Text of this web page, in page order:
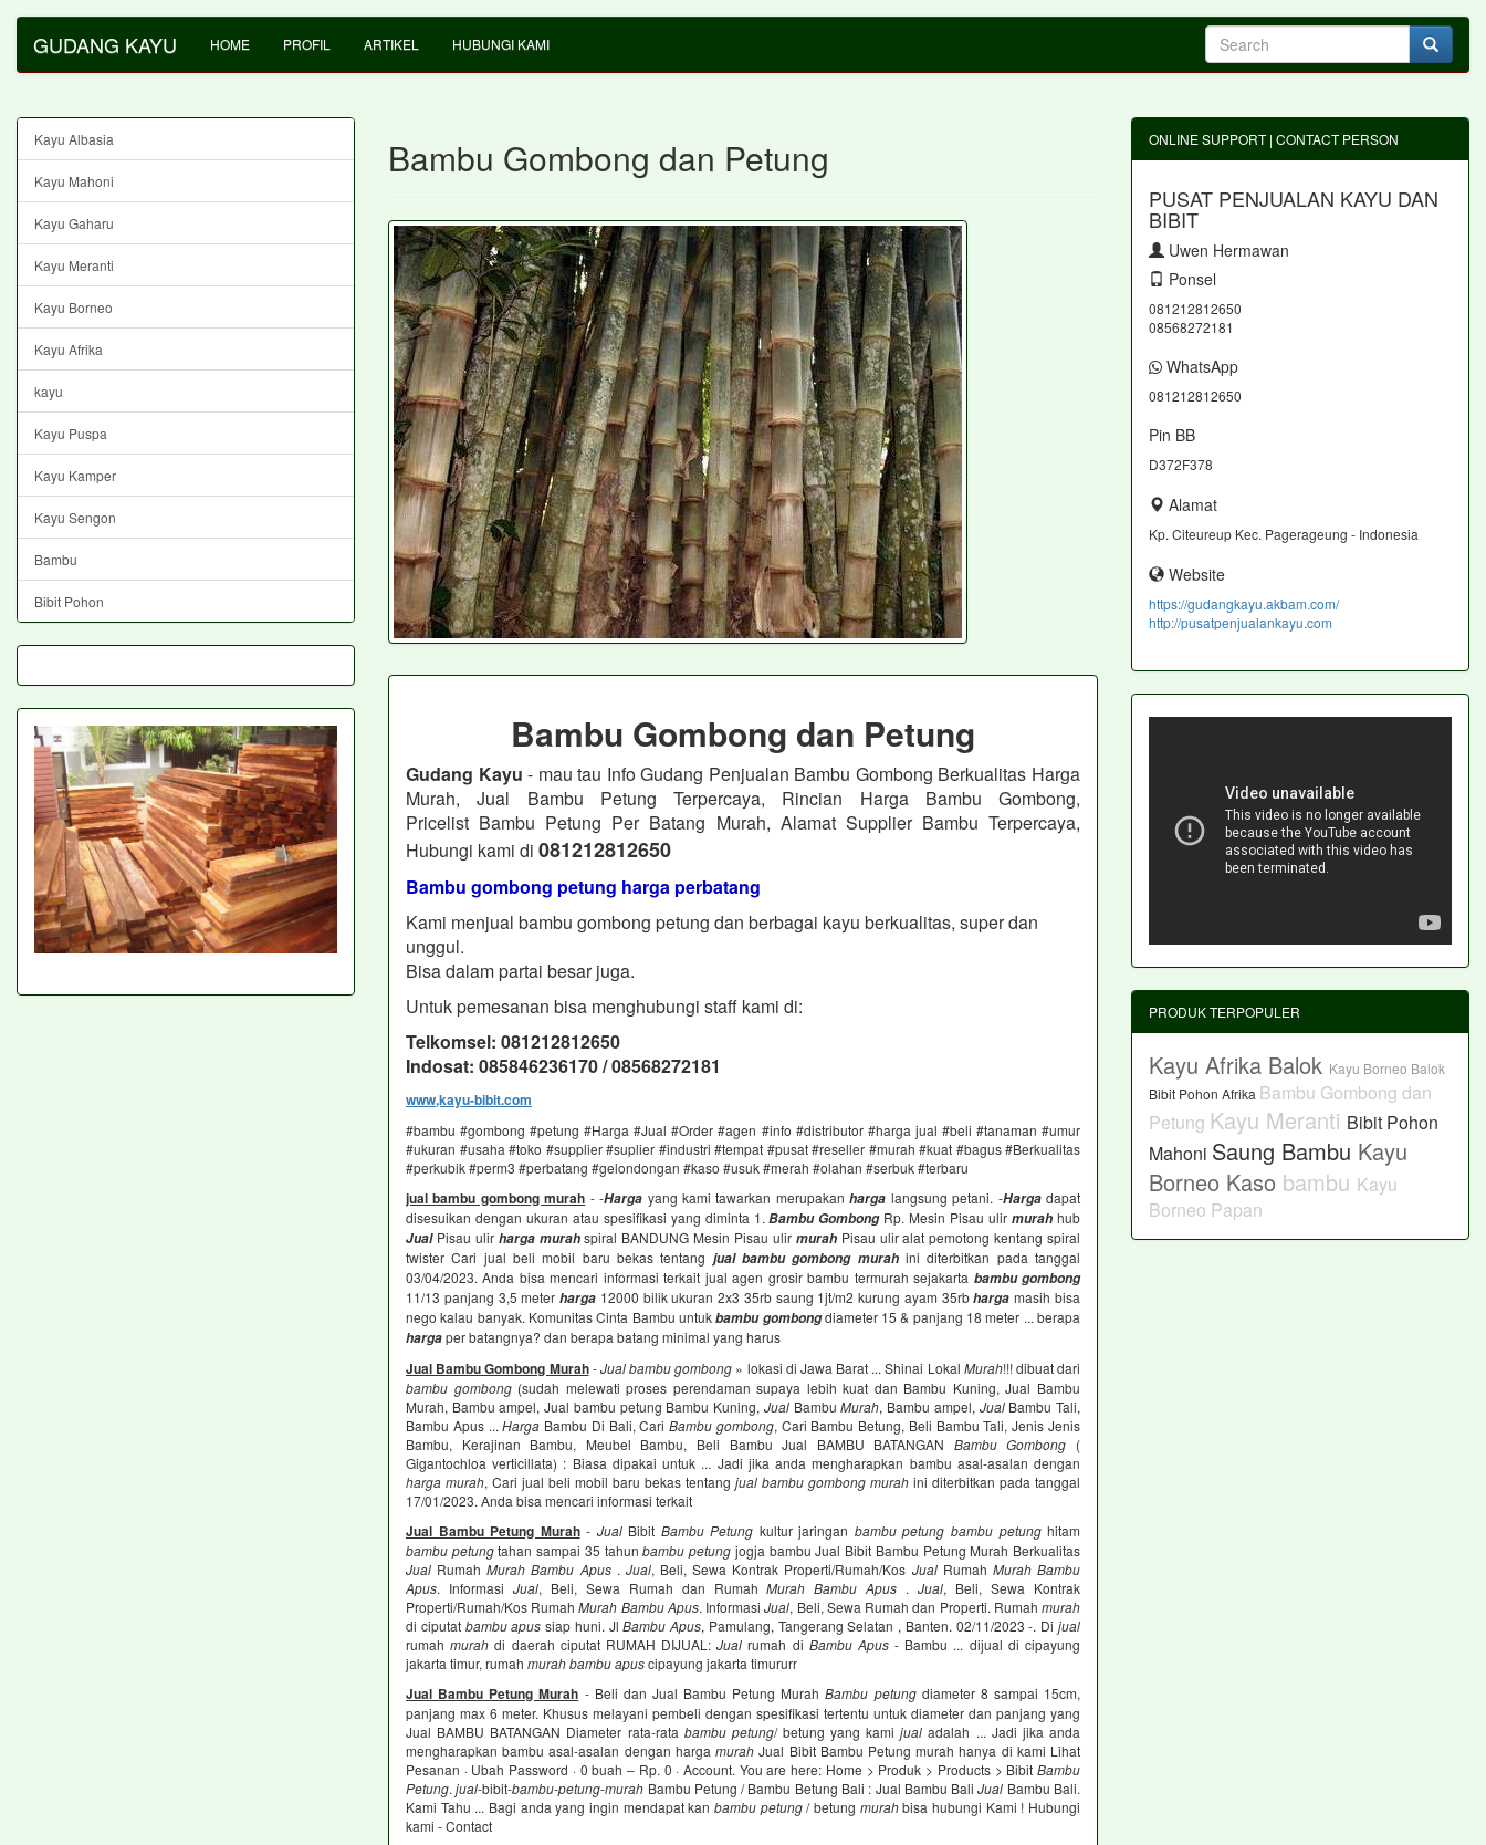
GUDANG KAYU HOME PROFIL ARTIKEL HUBUNGI KAMI
Bambu Gombong dan Petung
Bambu Gombong dan Petung
Gudang Kayu - mau tau Info Gudang Penjualan Bambu Gombong Berkualitas Harga
Murah, Jual Bambu Petung Terpercaya, Rincian Harga Bambu Gombong,
Pricelist Bambu Petung Per Batang Murah, Alamat Supplier Bambu Terpercaya,
Hubungi kami di 081212812650
Bambu gombong petung harga perbatang
Kami menjual bambu gombong petung dan berbagai kayu berkualitas, super dan
unggul.
Bisa dalam partai besar juga.
Untuk pemesanan bisa menghubungi staff kami di:
Telkomsel: 081212812650
Indosat: 085846236170 / 08568272181
www,kayu-bibit.com
#bambu #gombong #petung #Harga #Jual #Order #agen #info #distributor #harga jual #beli #tanaman #umur
#ukuran #usaha #toko #supplier #suplier #industri #tempat #pusat #reseller #murah #kuat #bagus #Berkualitas
#perkubik #perm3 #perbatang #gelondongan #kaso #usuk #merah #olahan #serbuk #terbaru
jual bambu gombong murah - -Harga yang kami tawarkan merupakanharga langsung petani. -Hargadapat
disesuikan dengan ukuran atau spesifikasi yang diminta 1.Bambu GombongRp. Mesin Pisau ulirmurah hub
JualPisau ulir harga murahspiral BANDUNG Mesin Pisau ulir murahPisau ulir alat pemotong kentang spiral
twister Cari jual beli mobil baru bekas tentang jual bambu gombong murahini diterbitkan pada tanggal
03/04/2023. Anda bisa mencari informasi terkait jual agen grosir bambu termurah sejakarta bambu gombong
11/13 panjang 3,5 meterharga 12000 bilik ukuran 2x3 35rb saung 1jt/m2 kurung ayam 35rbharga masih bisa
nego kalau banyak. Komunitas Cinta Bambu untukbambu gombongdiameter 15 & panjang 18 meter ... berapa
hargaper batangnya? dan berapa batang minimal yang harus
Jual Bambu Gombong Murah-Jual bambu gombong » lokasi di Jawa Barat ... Shinai Lokal Murah!!! dibuat dari
bambu gombong(sudah melewati proses perendaman supaya lebih kuat dan Bambu Kuning, Jual Bambu
Murah, Bambu ampel, Jual bambu petung Bambu Kuning, JualBambuMurah, Bambu ampel, JualBambu Tali,
Bambu Apus ...Harga Bambu Di Bali, CariBambu gombong, Cari Bambu Betung, Beli Bambu Tali, Jenis Jenis
Bambu, Kerajinan Bambu, Meubel Bambu, Beli Bambu Jual BAMBU BATANGAN Bambu Gombong (
Gigantochloa verticillata) : Biasa dipakai untuk ... Jadi jika anda mengharapkan bambu asal-asalan dengan
harga murah, Cari jual beli mobil baru bekas tentang jual bambu gombong murah ini diterbitkan pada tanggal
17/01/2023. Anda bisa mencari informasi terkait
Jual Bambu Petung Murah- JualBibit Bambu Petung kultur jaringan bambu petung bambu petunghitam
bambu petungtahan sampai 35 tahunbambu petung jogja bambu Jual Bibit Bambu Petung Murah Berkualitas
Jual RumahMurah Bambu Apus. Jual, Beli, Sewa Kontrak Properti/Rumah/Kos JualRumah Murah Bambu
Apus. Informasi Jual, Beli, Sewa Rumah dan RumahMurah Bambu Apus .Jual, Beli, Sewa Kontrak
Properti/Rumah/Kos RumahMurah Bambu Apus. InformasiJual, Beli, Sewa Rumah dan Properti. Rumahmurah
di ciputat bambu apus siap huni. JlBambu Apus, Pamulang, Tangerang Selatan , Banten. 02/11/2023 -. Dijual
rumahmurah di daerah ciputat RUMAH DIJUAL:Jual rumah di Bambu Apus- Bambu ... dijual di cipayung
jakarta timur, rumah murah bambu apuscipayung jakarta timururr
Jual Bambu Petung Murah - Beli dan Jual Bambu Petung MurahBambu petungdiameter 8 sampai 15cm,
panjang max 6 meter. Khusus melayani pembeli dengan spesifikasi tertentu untuk diameter dan panjang yang
Jual BAMBU BATANGAN Diameter rata-rata bambu petung/ betung yang kamijual adalah ... Jadi jika anda
mengharapkan bambu asal-asalan dengan hargamurahJual Bibit Bambu Petung murah hanya di kami Lihat
Pesanan · Ubah Password · 0 buah – Rp. 0 · Account. You are here: Home > Produk > Products > Bibit Bambu
Petung.jual-bibit-bambu-petung-murah Bambu Petung / Bambu Betung Bali : Jual Bambu BaliJual Bambu Bali.
Kami Tahu ... Bagi anda yang ingin mendapat kan bambu petung/ betung murahbisa hubungi Kami ! Hubungi
kami - Contact
Kayu Albasia
Kayu Mahoni
Kayu Gaharu
Kayu Meranti
Kayu Borneo
Kayu Afrika
kayu
Kayu Puspa
Kayu Kamper
Kayu Sengon
Bambu
Bibit Pohon
ONLINE SUPPORT | CONTACT PERSON
PUSAT PENJUALAN KAYU DAN
BIBIT
Uwen Hermawan
Ponsel
081212812650
08568272181
WhatsApp
081212812650
Pin BB
D372F378
Alamat
Kp. Citeureup Kec. Pagerageung - Indonesia
Website
https://gudangkayu.akbam.com/
http://pusatpenjualankayu.com
PRODUK TERPOPULER
Kayu Afrika Balok Kayu Borneo Balok
Bibit Pohon Afrika Bambu Gombong dan
Petung Kayu Meranti Bibit Pohon
Mahoni Saung Bambu Kayu
Borneo Kaso bambu Kayu
Borneo Papan